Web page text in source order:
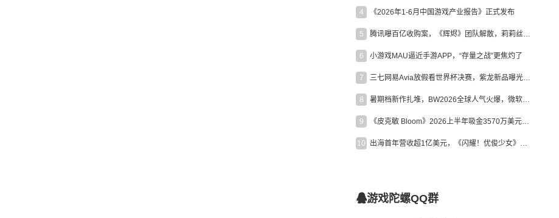
4 《2026年1-6月中国游戏产业报告》正式发布
5 腾讯曝百亿收购案，《辉烬》团队解散，莉莉丝新作曝光｜陀螺周报
6 小游戏MAU逼近手游APP，“存量之战”更焦灼了
7 三七网易Avia放假看世界杯决赛，紫龙新品曝光，米哈游新作上线 | 陀螺周报
8 暑期档新作扎堆，BW2026全球人气火爆，微软XBOX大裁员|陀螺周报
9 《皮克敏 Bloom》2026上半年吸金3570万美元，中国台湾成最大市场
10 出海首年营收超1亿美元，《闪耀！优俊少女》美国市场占比达七成
游戏陀螺QQ群